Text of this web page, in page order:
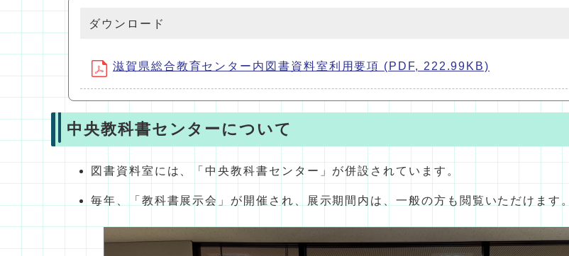
ダウンロード
滋賀県総合教育センター内図書資料室利用要項 (PDF, 222.99KB)
中央教科書センターについて
図書資料室には、「中央教科書センター」が併設されています。
毎年、「教科書展示会」が開催され、展示期間内は、一般の方も閲覧いただけます。